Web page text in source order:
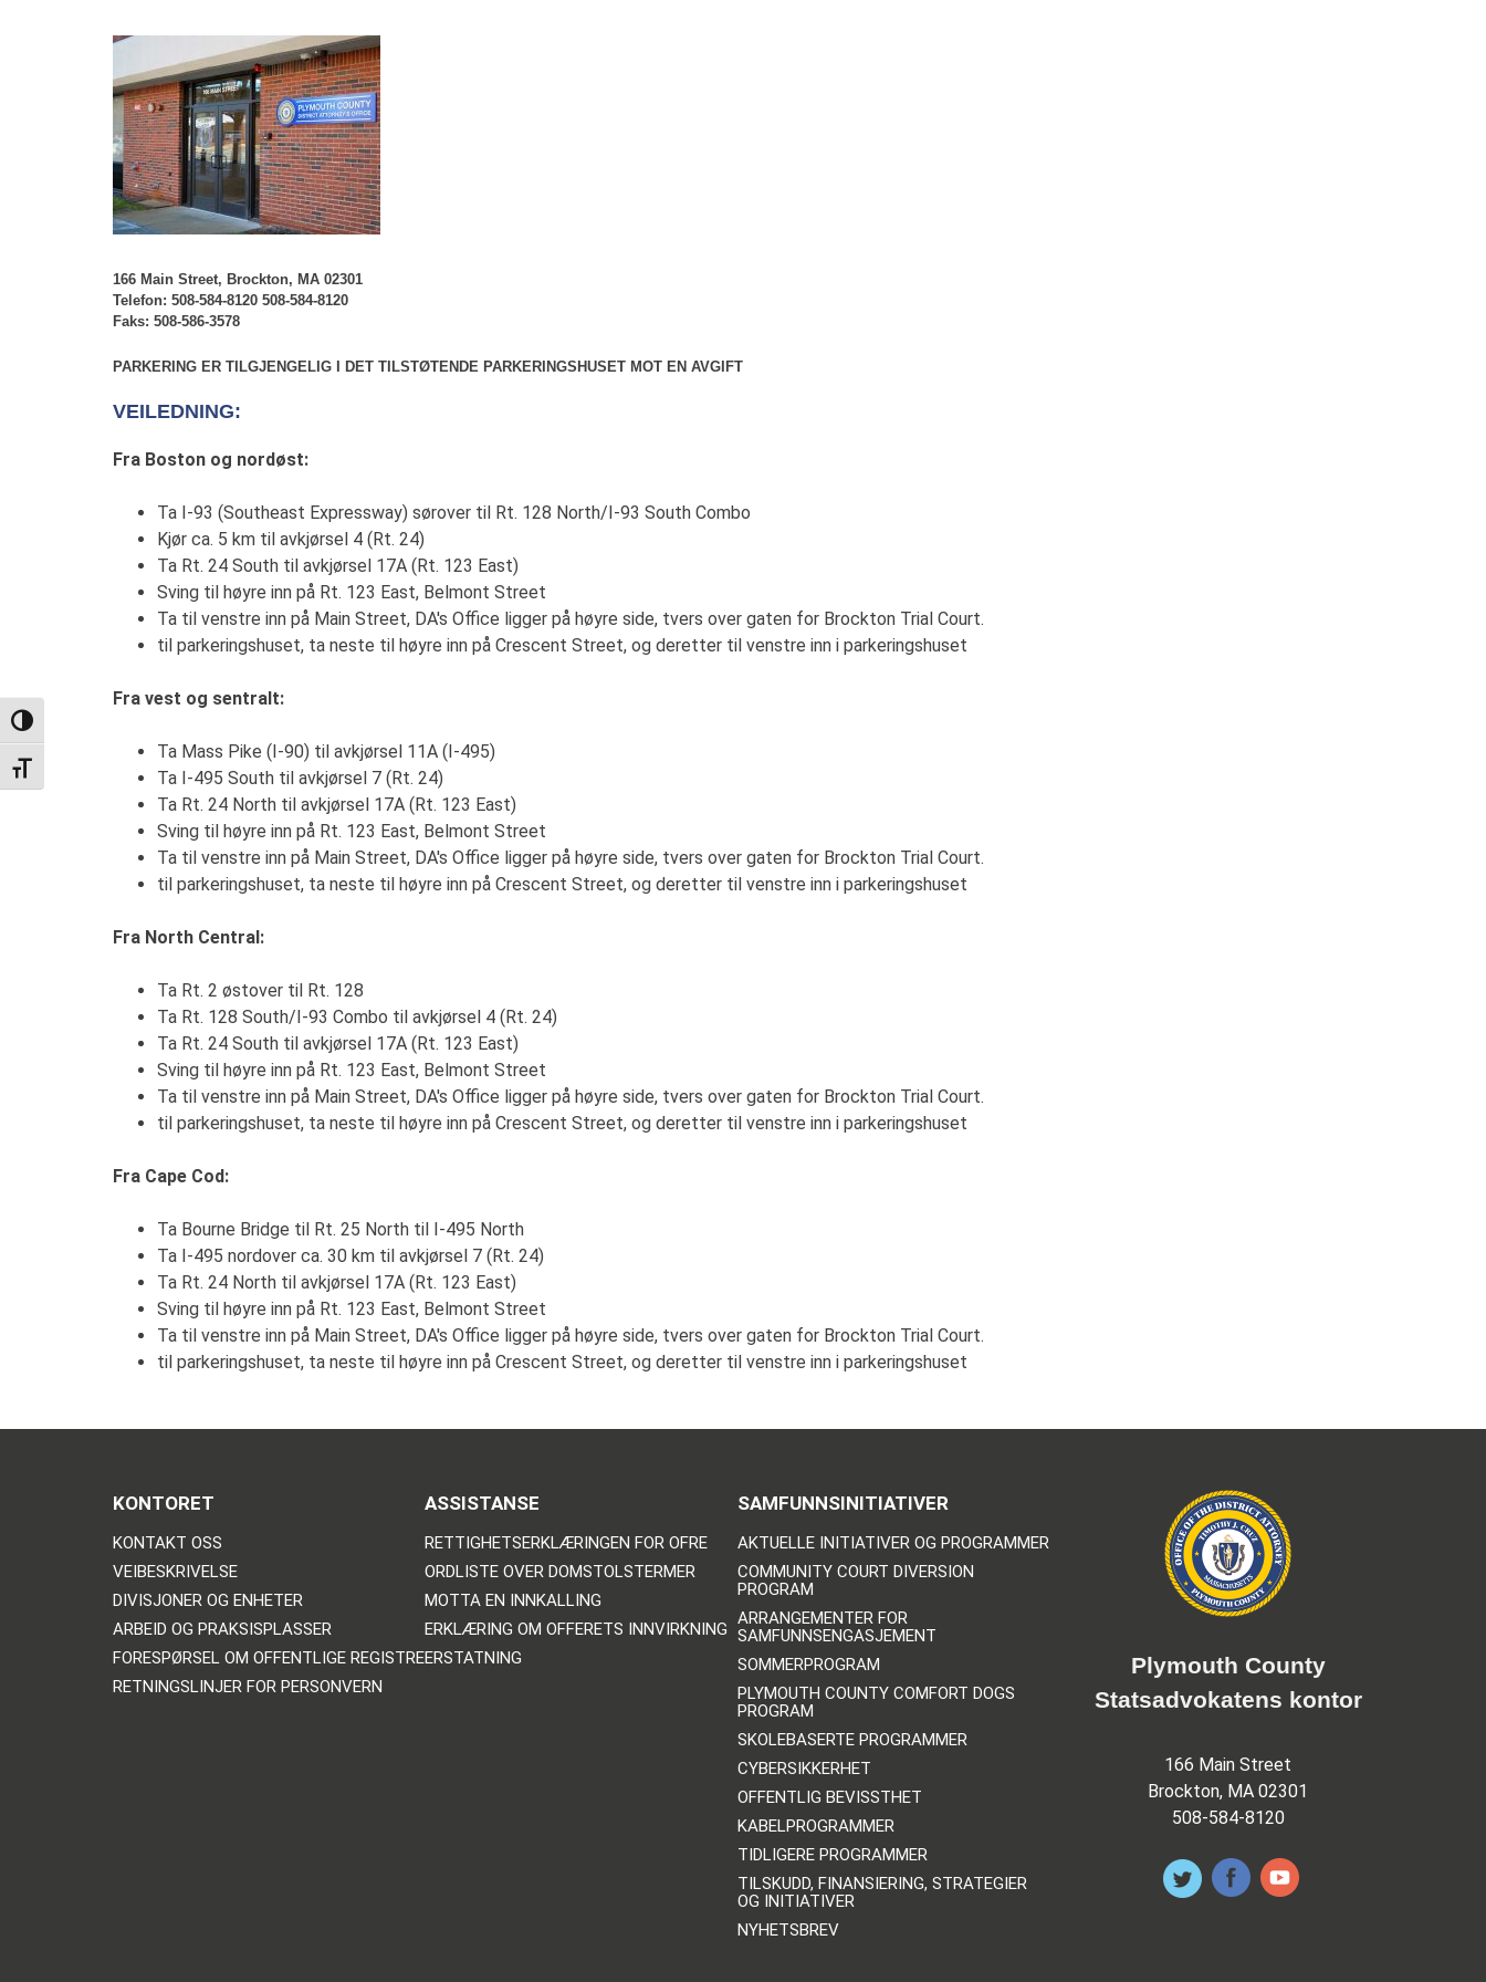
TOGGLE HIGH CONTRAST
TOGGLE FONT SIZE
166 Main Street, Brockton, MA 02301
Telefon: 508-584-8120 508-584-8120
Faks: 508-586-3578
PARKERING ER TILGJENGELIG I DET TILSTØTENDE PARKERINGSHUSET MOT EN AVGIFT
VEILEDNING:
Fra Boston og nordøst:
Ta I-93 (Southeast Expressway) sørover til Rt. 128 North/I-93 South Combo
Kjør ca. 5 km til avkjørsel 4 (Rt. 24)
Ta Rt. 24 South til avkjørsel 17A (Rt. 123 East)
Sving til høyre inn på Rt. 123 East, Belmont Street
Ta til venstre inn på Main Street, DA's Office ligger på høyre side, tvers over gaten for Brockton Trial Court.
til parkeringshuset, ta neste til høyre inn på Crescent Street, og deretter til venstre inn i parkeringshuset
Fra vest og sentralt:
Ta Mass Pike (I-90) til avkjørsel 11A (I-495)
Ta I-495 South til avkjørsel 7 (Rt. 24)
Ta Rt. 24 North til avkjørsel 17A (Rt. 123 East)
Sving til høyre inn på Rt. 123 East, Belmont Street
Ta til venstre inn på Main Street, DA's Office ligger på høyre side, tvers over gaten for Brockton Trial Court.
til parkeringshuset, ta neste til høyre inn på Crescent Street, og deretter til venstre inn i parkeringshuset
Fra North Central:
Ta Rt. 2 østover til Rt. 128
Ta Rt. 128 South/I-93 Combo til avkjørsel 4 (Rt. 24)
Ta Rt. 24 South til avkjørsel 17A (Rt. 123 East)
Sving til høyre inn på Rt. 123 East, Belmont Street
Ta til venstre inn på Main Street, DA's Office ligger på høyre side, tvers over gaten for Brockton Trial Court.
til parkeringshuset, ta neste til høyre inn på Crescent Street, og deretter til venstre inn i parkeringshuset
Fra Cape Cod:
Ta Bourne Bridge til Rt. 25 North til I-495 North
Ta I-495 nordover ca. 30 km til avkjørsel 7 (Rt. 24)
Ta Rt. 24 North til avkjørsel 17A (Rt. 123 East)
Sving til høyre inn på Rt. 123 East, Belmont Street
Ta til venstre inn på Main Street, DA's Office ligger på høyre side, tvers over gaten for Brockton Trial Court.
til parkeringshuset, ta neste til høyre inn på Crescent Street, og deretter til venstre inn i parkeringshuset
KONTORET
KONTAKT OSS
VEIBESKRIVELSE
DIVISJONER OG ENHETER
ARBEID OG PRAKSISPLASSER
FORESPØRSEL OM OFFENTLIGE REGISTRE
RETNINGSLINJER FOR PERSONVERN
ASSISTANSE
RETTIGHETSERKLÆRINGEN FOR OFRE
ORDLISTE OVER DOMSTOLSTERMER
MOTTA EN INNKALLING
ERKLÆRING OM OFFERETS INNVIRKNING
ERSTATNING
SAMFUNNSINITIATIVER
AKTUELLE INITIATIVER OG PROGRAMMER
COMMUNITY COURT DIVERSION
PROGRAM
ARRANGEMENTER FOR
SAMFUNNSENGASJEMENT
SOMMERPROGRAM
PLYMOUTH COUNTY COMFORT DOGS
PROGRAM
SKOLEBASERTE PROGRAMMER
CYBERSIKKERHET
OFFENTLIG BEVISSTHET
KABELPROGRAMMER
TIDLIGERE PROGRAMMER
TILSKUDD, FINANSIERING, STRATEGIER
OG INITIATIVER
NYHETSBREV
Plymouth County
Statsadvokatens kontor
166 Main Street
Brockton, MA 02301
508-584-8120